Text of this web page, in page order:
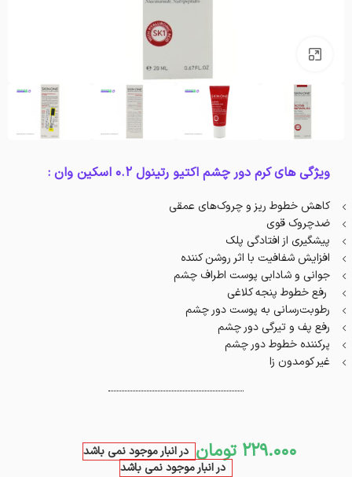
ویژگی های کرم دور چشم اکتیو رتینول 0.2 اسکین وان :
کاهش خطوط ریز و چروک‌های عمقی
ضدچروک قوی
پیشگیری از افتادگی پلک
افزایش شفافیت با اثر روشن کننده
جوانی و شادابی پوست اطراف چشم
رفع خطوط پنجه کلاغی
رطوبت‌رسانی به پوست دور چشم
رفع پف و تیرگی دور چشم
پرکننده خطوط دور چشم
غیر کومدون زا
229.000 تومان در انبار موجود نمی باشد
در انبار موجود نمی باشد